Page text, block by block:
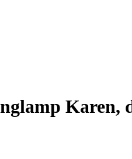
Karen,